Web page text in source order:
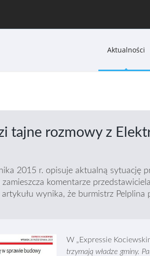
Aktualności
tajne rozmowy z
2015 r. opisuje aktualną
komentarze
wynika, że burmistrz
W „Expressie
trzymają władze gminy.